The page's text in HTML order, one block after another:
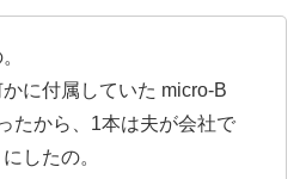
かに付属していた micro-B
たから、1本は夫が会社で
したの。